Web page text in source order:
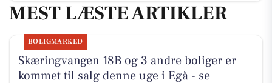
MEST LÆSTE ARTIKLER
BOLIGMARKED
Skæringvangen 18B og 3 andre boliger er
kommet til salg denne uge i Egå - se